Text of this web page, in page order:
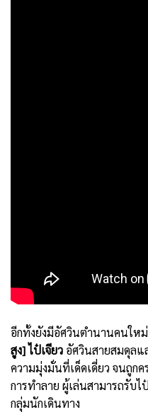
อีกทั้งยังมีอัศวินตำนานคนให
สูง]ไป๋เจียว อัศวินสายสมดุล
ความมุ่งมั่นที่เด็ดเดี่ยว จนถูก
การทำลาย ผู้เล่นสามารถรับไ
กลุ่มนักเดินทาง